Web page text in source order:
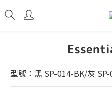
型號：黑 SP-014-BK/灰